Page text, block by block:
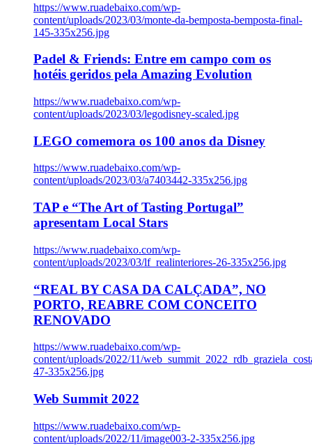
https://www.ruadebaixo.com/wp-
content/uploads/2023/03/monte-da-bemposta-bemposta-final-
145-335x256.jpg
Padel & Friends: Entre em campo com os
hotéis geridos pela Amazing Evolution
https://www.ruadebaixo.com/wp-
content/uploads/2023/03/legodisney-scaled.jpg
LEGO comemora os 100 anos da Disney
https://www.ruadebaixo.com/wp-
content/uploads/2023/03/a7403442-335x256.jpg
TAP e “The Art of Tasting Portugal”
apresentam Local Stars
https://www.ruadebaixo.com/wp-
content/uploads/2023/03/lf_realinteriores-26-335x256.jpg
“REAL BY CASA DA CALÇADA”, NO
PORTO, REABRE COM CONCEITO
RENOVADO
https://www.ruadebaixo.com/wp-
content/uploads/2022/11/
47-335x256.jpg
Web Summit 2022
https://www.ruadebaixo.com/wp-
content/uploads/2022/11/image003-2-335x256.jpg